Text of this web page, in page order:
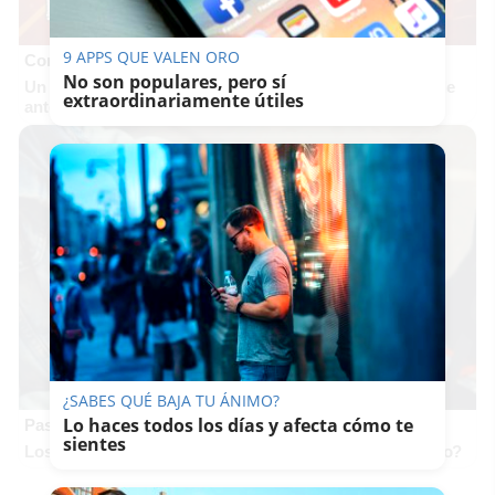
Corepunk MMORPG
Un verdadero MMORPG de la vieja escuela ¡Cómo los de
antes, pero mejor!
Pasaportes que abren puertas
Los pasaportes más poderosos del mundo, ¿está el tuyo?
9 APPS QUE VALEN ORO
No son populares, pero sí
extraordinariamente útiles
¿SABES QUÉ BAJA TU ÁNIMO?
Lo haces todos los días y afecta cómo te
sientes